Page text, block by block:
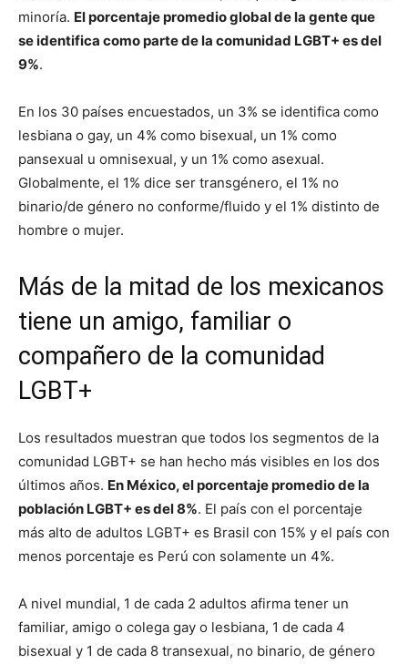
minoría. El porcentaje promedio global de la gente que
se identifica como parte de la comunidad LGBT+ es del
9%.
En los 30 países encuestados, un 3% se identifica como
lesbiana o gay, un 4% como bisexual, un 1% como
pansexual u omnisexual, y un 1% como asexual.
Globalmente, el 1% dice ser transgénero, el 1% no
binario/de género no conforme/fluido y el 1% distinto de
hombre o mujer.
Más de la mitad de los mexicanos
tiene un amigo, familiar o
compañero de la comunidad
LGBT+
Los resultados muestran que todos los segmentos de la
comunidad LGBT+ se han hecho más visibles en los dos
últimos años. En México, el porcentaje promedio de la
población LGBT+ es del 8%. El país con el porcentaje
más alto de adultos LGBT+ es Brasil con 15% y el país con
menos porcentaje es Perú con solamente un 4%.
A nivel mundial, 1 de cada 2 adultos afirma tener un
familiar, amigo o colega gay o lesbiana, 1 de cada 4
bisexual y 1 de cada 8 transexual, no binario, de género